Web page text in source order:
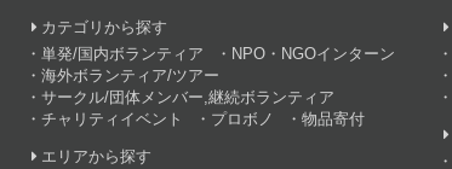
カテゴリから探す
単発/国内ボランティア
NPO・NGOインターン
海外ボランティア/ツアー
サークル/団体メンバー,継続ボランティア
チャリティイベント
プロボノ 物品寄付
エリアから探す